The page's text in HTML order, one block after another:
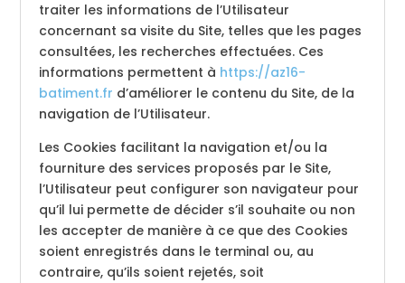
traiter les informations de l’Utilisateur
concernant sa visite du Site, telles que les pages
consultées, les recherches effectuées. Ces
informations permettent à https://az16-
batiment.fr d’améliorer le contenu du Site, de la
navigation de l’Utilisateur.
Les Cookies facilitant la navigation et/ou la
fourniture des services proposés par le Site,
l’Utilisateur peut configurer son navigateur pour
qu’il lui permette de décider s’il souhaite ou non
les accepter de manière à ce que des Cookies
soient enregistrés dans le terminal ou, au
contraire, qu’ils soient rejetés, soit